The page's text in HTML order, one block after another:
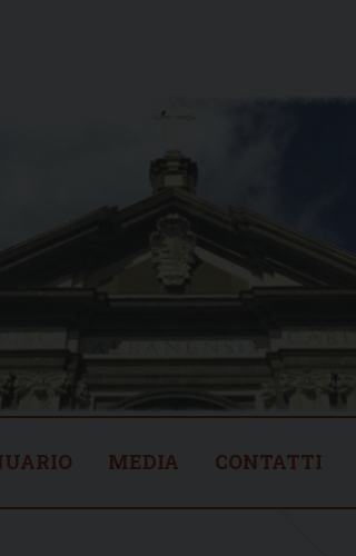
MEDIA CONTATTI